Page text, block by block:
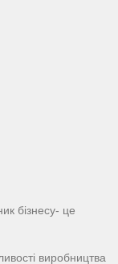
бізнесу- це
виробництва